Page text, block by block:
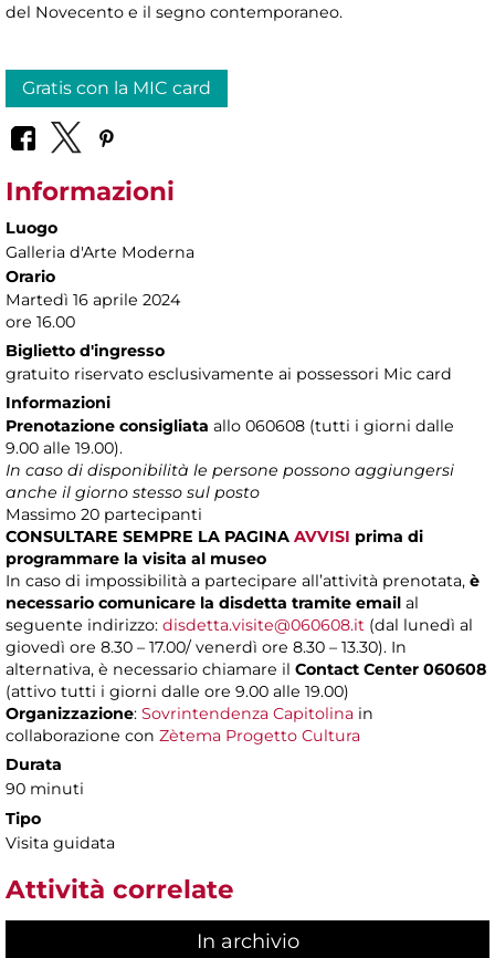
del Novecento e il segno contemporaneo.
Gratis con la MIC card
Informazioni
Luogo
Galleria d'Arte Moderna
Orario
Martedì 16 aprile 2024
ore 16.00
Biglietto d'ingresso
gratuito riservato esclusivamente ai possessori Mic card
Informazioni
Prenotazione consigliata allo 060608 (tutti i giorni dalle
9.00 alle 19.00).
In caso di disponibilità le persone possono aggiungersi
anche il giorno stesso sul posto
Massimo 20 partecipanti
CONSULTARE SEMPRE LA PAGINA AVVISI prima di
programmare la visita al museo
In caso di impossibilità a partecipare all’attività prenotata, è
necessario comunicare la disdetta tramite email al
seguente indirizzo: disdetta.visite@060608.it (dal lunedì al
giovedì ore 8.30 – 17.00/ venerdì ore 8.30 – 13.30). In
alternativa, è necessario chiamare il Contact Center 060608
(attivo tutti i giorni dalle ore 9.00 alle 19.00)
Organizzazione: Sovrintendenza Capitolina in
collaborazione con Zètema Progetto Cultura
Durata
90 minuti
Tipo
Visita guidata
Attività correlate
In archivio